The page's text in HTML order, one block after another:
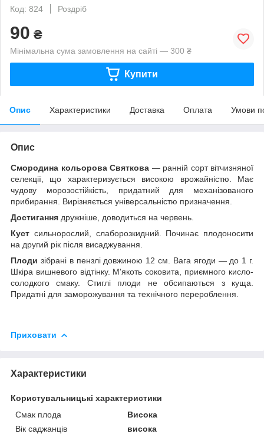
Код: 824
Роздріб
90 ₴
Мінімальна сума замовлення на сайті — 300 ₴
Купити
Опис Характеристики Доставка Оплата Умови
Опис
Смородина кольорова Святкова — ранній сорт вітчизняної
селекції, що характеризується високою врожайністю. Має
чудову морозостійкість, придатний для механізованого
прибирання. Вирізняється універсальністю призначення.
Достигання дружніше, доводиться на червень.
Куст сильнорослий, слаборозкидний. Починає плодоносити
на другий рік після висаджування.
Плоди зібрані в пензлі довжиною 12 см. Вага ягоди — до 1 г.
Шкіра вишневого відтінку. М'якоть соковита, приємного кисло-
солодкого смаку. Стиглі плоди не обсипаються з куща.
Придатні для заморожування та технічного перероблення.
Приховати
Характеристики
Користувальницькі характеристики
Смак плода
Висока
Вік саджанців
висока